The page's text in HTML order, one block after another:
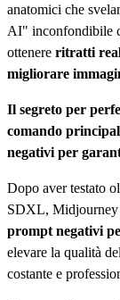
anatomici che
AI" inconfondibile
ottenere ritratti
migliorare
Il segreto per
comando
negativi per
Dopo aver testato
SDXL, Midjourney
prompt negativi
elevare la qualità
costante e